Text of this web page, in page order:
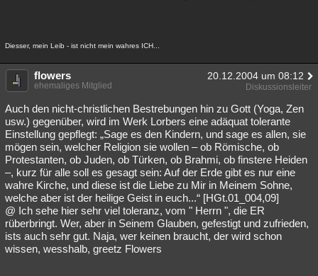
Diesser, mein Leib - ist nicht mein wahres ICH...
flowers 20.12.2004 um 08:12
ehemaliges Mitglied Diskussionsleiter
Auch den nicht-christlichen Bestrebungen hin zu Gott (Yoga, Zen
usw.) gegenüber, wird im Werk Lorbers eine adäquat tolerante
Einstellung gepflegt: „Sage es den Kindern, und sage es allen, sie
mögen sein, welcher Religion sie wollen – ob Römische, ob
Protestanten, ob Juden, ob Türken, ob Brahmi, ob finstere Heiden
–, kurz für alle soll es gesagt sein: Auf der Erde gibt es nur eine
wahre Kirche, und diese ist die Liebe zu Mir in Meinem Sohne,
welche aber ist der heilige Geist in euch...“ [HGt.01_004,09]
@ Ich sehe hier sehr viel toleranz, vom " Herrn ", die ER
rüberbringt. Wer, aber in Seinem Glauben, gefestigt und zufrieden,
ists auch sehr gut. Naja, wer keinen braucht, der wird schon
wissen, wesshalb, greetz Flowers